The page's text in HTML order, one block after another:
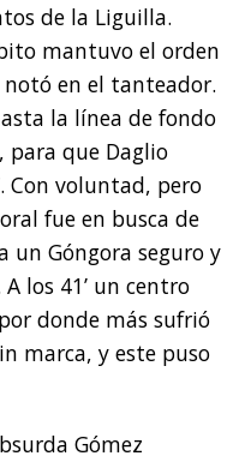
de la Liguilla.
mantuvo el orden
notó en el tanteador.
la línea de fondo
para que Daglio
Con voluntad, pero
fue en busca de
un Góngora seguro y
los 41’ un centro
donde más sufrió
marca, y este puso
Gómez